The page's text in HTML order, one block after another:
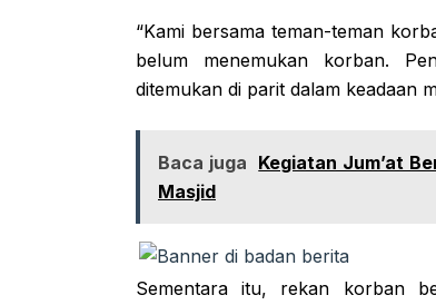
“Kami bersama teman-teman
belum menemukan korban.
ditemukan di parit dalam keadaan
Baca juga Kegiatan Jum’at
Masjid
Sementara itu, rekan korban